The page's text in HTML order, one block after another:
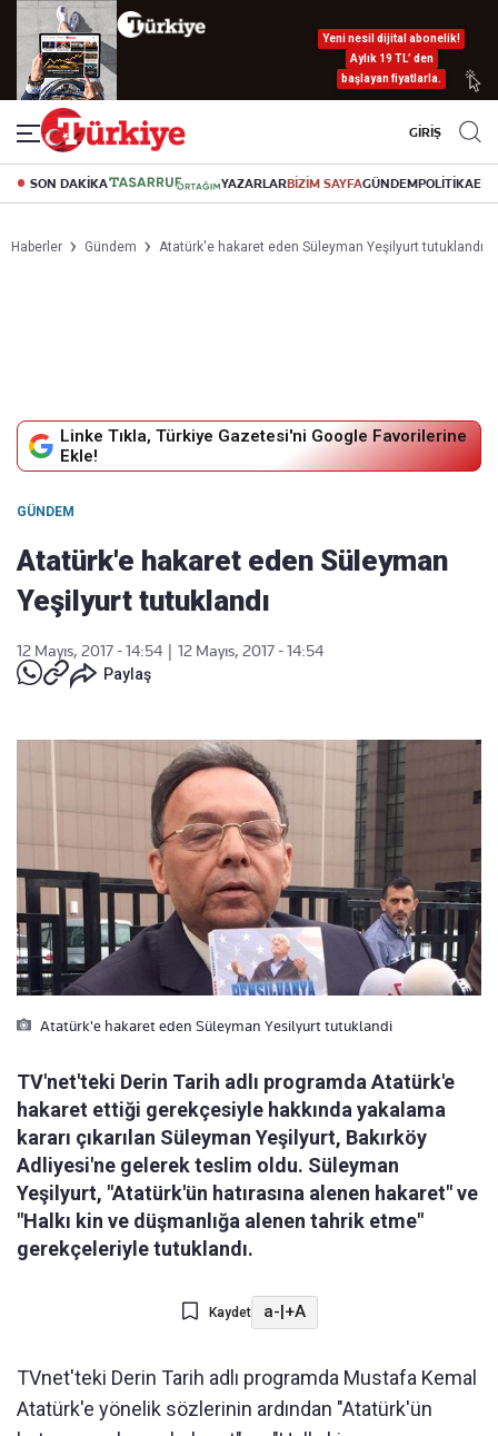
Yeni nesil dijital abonelik!
Aylık 19 TL’ den
başlayan fiyatlarla.
GİRİŞ
SON DAKİKA YAZARLARBİZİM SAYFAGÜNDEMPOLİTİKA
Haberler Gündem Atatürk'e hakaret eden Süleyman Yeşilyurt tutuklandı
Linke Tıkla, Türkiye Gazetesi'ni Google Favorilerine
Ekle!
GÜNDEM
Atatürk'e hakaret eden Süleyman
Yeşilyurt tutuklandı
12 Mayıs, 2017 - 14:54
12 Mayıs, 2017 - 14:54
Paylaş
Atatürk'e hakaret eden Süleyman Yesilyurt tutuklandi
TV'net'teki Derin Tarih adlı programda Atatürk'e
hakaret ettiği gerekçesiyle hakkında yakalama
kararı çıkarılan Süleyman Yeşilyurt, Bakırköy
Adliyesi'ne gelerek teslim oldu. Süleyman
Yeşilyurt, "Atatürk'ün hatırasına alenen hakaret" ve
"Halkı kin ve düşmanlığa alenen tahrik etme"
gerekçeleriyle tutuklandı.
Kaydet a- +A
TVnet'teki Derin Tarih adlı programda Mustafa Kemal
Atatürk'e yönelik sözlerinin ardından "Atatürk'ün